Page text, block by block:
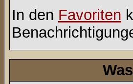
In den Favoriten